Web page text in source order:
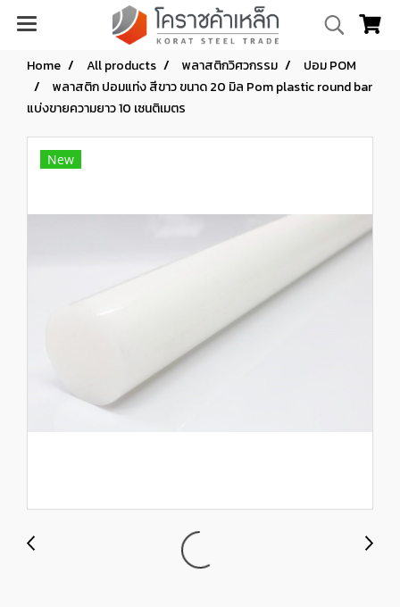
Home All products พลาสติกวิศวกรรม
ปอม POM
พลาสติก ปอมแท่ง สีขาว ขนาด 20 มิล Pom plastic round bar
แบ่งขายความยาว 10 เซนติเมตร
New